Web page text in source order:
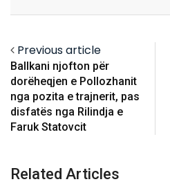
Previous article
Ballkani njofton për
dorëheqjen e Pollozhanit
nga pozita e trajnerit, pas
disfatës nga Rilindja e
Faruk Statovcit
Related Articles